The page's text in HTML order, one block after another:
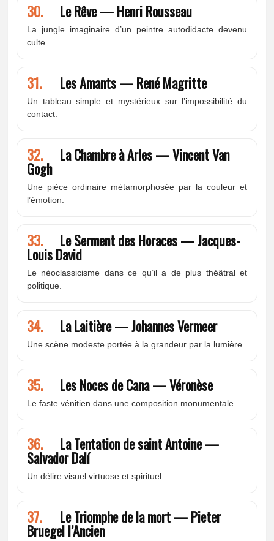
30. Le Rêve — Henri Rousseau
La jungle imaginaire d’un peintre autodidacte devenu
culte.
31. Les Amants — René Magritte
Un tableau simple et mystérieux sur l’impossibilité du
contact.
32. La Chambre à Arles — Vincent Van
Gogh
Une pièce ordinaire métamorphosée par la couleur et
l’émotion.
33. Le Serment des Horaces — Jacques-
Louis David
Le néoclassicisme dans ce qu’il a de plus théâtral et
politique.
34. La Laitière — Johannes Vermeer
Une scène modeste portée à la grandeur par la lumière.
35. Les Noces de Cana — Véronèse
Le faste vénitien dans une composition monumentale.
36. La Tentation de saint Antoine —
Salvador Dalí
Un délire visuel virtuose et spirituel.
37. Le Triomphe de la mort — Pieter
Bruegel l’Ancien